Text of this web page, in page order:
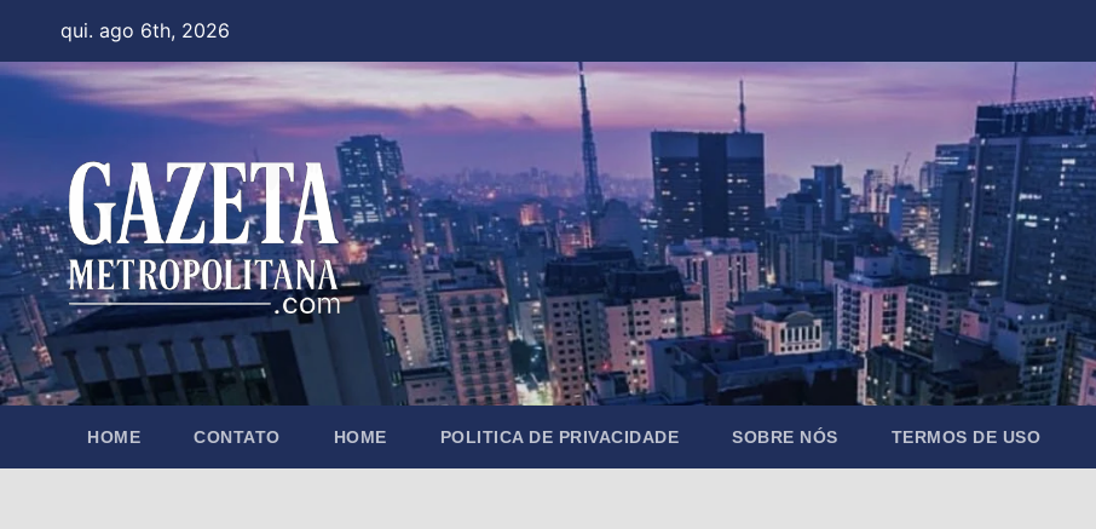
content
qui. ago 6th, 2026
HOME CONTATO HOME POLITICA DE PRIVACIDADE SOBRE NÓS TERMOS DE USO